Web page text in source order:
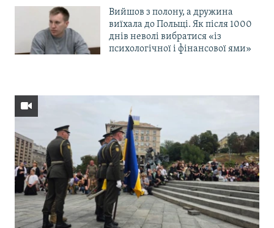
Вийшов з полону, а дружина
виїхала до Польщі. Як після 1000
днів неволі вибратися «із
психологічної і фінансової ями»